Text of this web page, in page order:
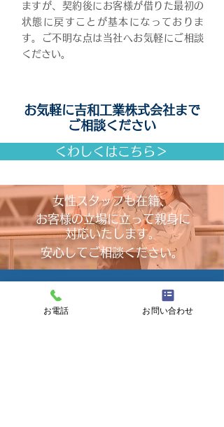
ますが、契約後にお客様が借りた最初の
状態に戻すことが基本になっておりま
す。ご不明な点は当社へお気軽にご相談
ください。
お気軽に吉和工業株式会社まで
ご相談ください
くわしくはこちら＞
女性スタッフも在籍、
お客様の立場に立って​親身に
対応いたします。
安心してご相談ください。
CONTACT ｜お問い合わせ
お電話 お問い合わせ